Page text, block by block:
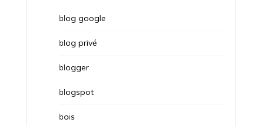
blog google
blog privé
blogger
blogspot
bois